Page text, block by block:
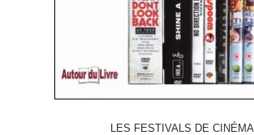
LES FESTIVALS DE CINÉMA